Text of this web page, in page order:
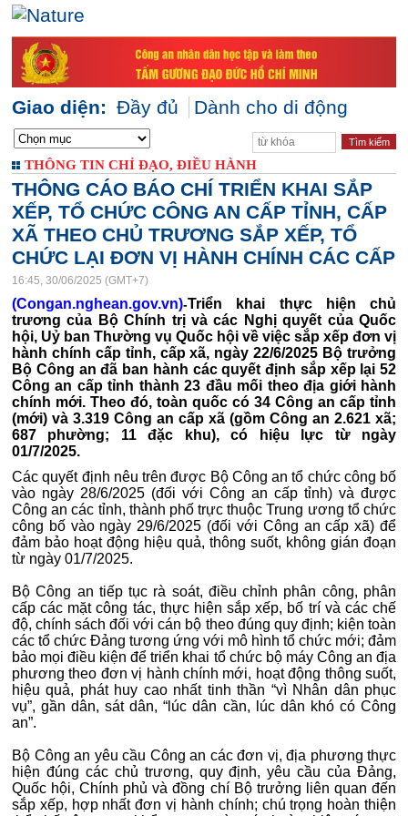
Giao diện: Đầy đủ Dành cho di động
THÔNG TIN CHỈ ĐẠO, ĐIỀU HÀNH
THÔNG CÁO BÁO CHÍ TRIỂN KHAI SẮP
XẾP, TỔ CHỨC CÔNG AN CẤP TỈNH, CẤP
XÃ THEO CHỦ TRƯƠNG SẮP XẾP, TỔ
CHỨC LẠI ĐƠN VỊ HÀNH CHÍNH CÁC CẤP
16:45, 30/06/2025 (GMT+7)
(Congan.nghean.gov.vn)-Triển khai thực hiện chủ
trương của Bộ Chính trị và các Nghị quyết của Quốc
hội, Uỷ ban Thường vụ Quốc hội về việc sắp xếp đơn vị
hành chính cấp tỉnh, cấp xã, ngày 22/6/2025 Bộ trưởng
Bộ Công an đã ban hành các quyết định sắp xếp lại 52
Công an cấp tỉnh thành 23 đầu mối theo địa giới hành
chính mới. Theo đó, toàn quốc có 34 Công an cấp tỉnh
(mới) và 3.319 Công an cấp xã (gồm Công an 2.621 xã;
687 phường; 11 đặc khu), có hiệu lực từ ngày
01/7/2025.
Các quyết định nêu trên được Bộ Công an tổ chức công bố
vào ngày 28/6/2025 (đối với Công an cấp tỉnh) và được
Công an các tỉnh, thành phố trực thuộc Trung ương tổ chức
công bố vào ngày 29/6/2025 (đối với Công an cấp xã) để
đảm bảo hoạt động hiệu quả, thông suốt, không gián đoạn
từ ngày 01/7/2025.
Bộ Công an tiếp tục rà soát, điều chỉnh phân công, phân
cấp các mặt công tác, thực hiện sắp xếp, bố trí và các chế
độ, chính sách đối với cán bộ theo đúng quy định; kiện toàn
các tổ chức Đảng tương ứng với mô hình tổ chức mới; đảm
bảo mọi điều kiện để triển khai tổ chức bộ máy Công an địa
phương theo đơn vị hành chính mới, hoạt động thông suốt,
hiệu quả, phát huy cao nhất tinh thần “vì Nhân dân phục
vụ”, gần dân, sát dân, “lúc dân cần, lúc dân khó có Công
an”.
Bộ Công an yêu cầu Công an các đơn vị, địa phương thực
hiện đúng các chủ trương, quy định, yêu cầu của Đảng,
Quốc hội, Chính phủ và đồng chí Bộ trưởng liên quan đến
sắp xếp, hợp nhất đơn vị hành chính; chú trọng hoàn thiện